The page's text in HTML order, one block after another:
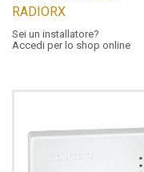
RADIORX
Sei un installatore?
Accedi per lo shop online